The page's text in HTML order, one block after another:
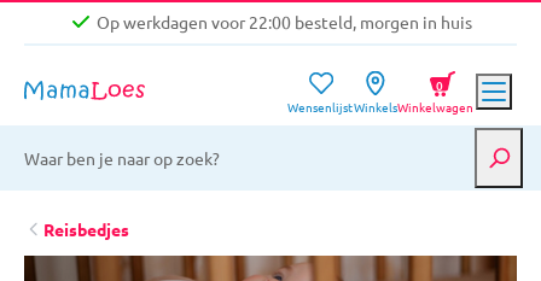
Op werkdagen voor 22:00 besteld, morgen in huis
Niet goed, geld terug garantie
Gratis verzending vanaf €39,-
Op werkdagen voor 22:00 besteld, morgen in huis
WensenlijstWinkelsWinkelwagen
0
Reisbedjes